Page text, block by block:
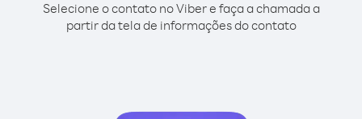
Selecione o contato no Viber e faça a chamada a
partir da tela de informações do contato